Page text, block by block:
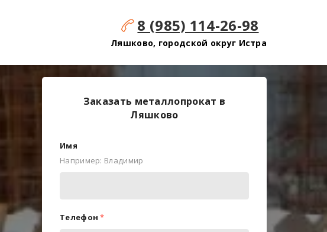
8 (985) 114-26-98
Ляшково, городской округ Истра
Заказать металлопрокат в
Ляшково
Имя
Например: Владимир
Телефон *